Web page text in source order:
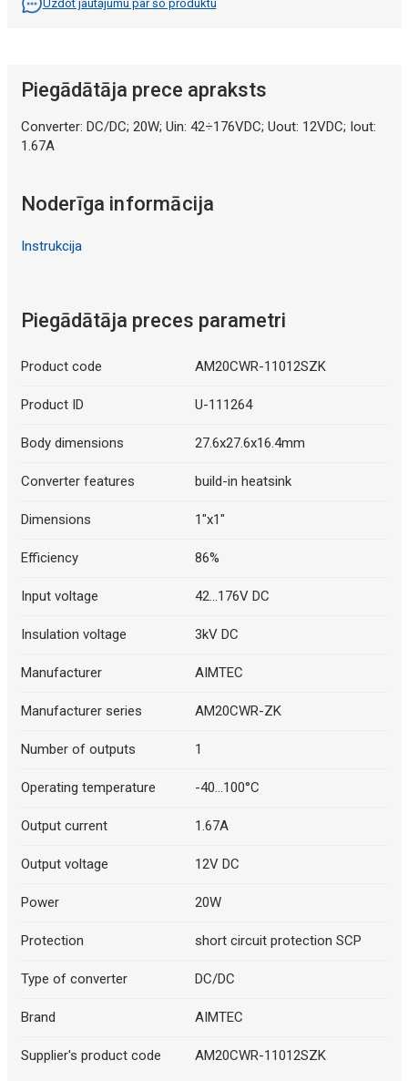
Uzdot jautājumu par šo produktu
Piegādātāja prece apraksts
Converter: DC/DC; 20W; Uin: 42÷176VDC; Uout: 12VDC; Iout:
1.67A
Noderīga informācija
Instrukcija
Piegādātāja preces parametri
Product code AM20CWR-11012SZK
Product ID U-111264
Body dimensions 27.6x27.6x16.4mm
Converter features build-in heatsink
Dimensions 1"x1"
Efficiency 86%
Input voltage 42...176V DC
Insulation voltage 3kV DC
Manufacturer AIMTEC
Manufacturer series AM20CWR-ZK
Number of outputs 1
Operating temperature -40...100°C
Output current 1.67A
Output voltage 12V DC
Power 20W
Protection short circuit protection SCP
Type of converter DC/DC
Brand AIMTEC
Supplier's product code AM20CWR-11012SZK